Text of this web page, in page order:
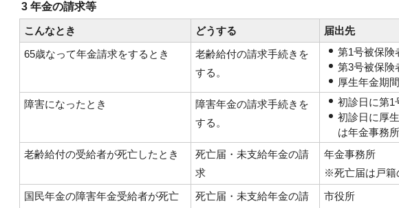
3 年金の請求等
こんなとき どうする
届出先
65歳なって年金請求をするとき
老齢給付の請求手続きを
する。
第1号被保険
第3号被保険
厚生年金期
障害になったとき
障害年金の請求手続きを
する。
初診日に第1
初診日に厚
は年金事務所
老齢給付の受給者が死亡したとき
死亡届・未支給年金の請
求
年金事務所
※死亡届は戸籍
国民年金の障害年金受給者が死亡
死亡届・未支給年金の請
市役所